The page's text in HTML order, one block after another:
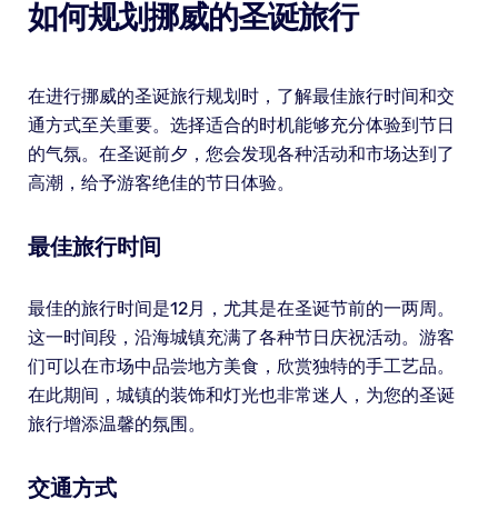
如何规划挪威的圣诞旅行
在进行挪威的圣诞旅行规划时，了解最佳旅行时间和交
通方式至关重要。选择适合的时机能够充分体验到节日
的气氛。在圣诞前夕，您会发现各种活动和市场达到了
高潮，给予游客绝佳的节日体验。
最佳旅行时间
最佳的旅行时间是12月，尤其是在圣诞节前的一两周。
这一时间段，沿海城镇充满了各种节日庆祝活动。游客
们可以在市场中品尝地方美食，欣赏独特的手工艺品。
在此期间，城镇的装饰和灯光也非常迷人，为您的圣诞
旅行增添温馨的氛围。
交通方式